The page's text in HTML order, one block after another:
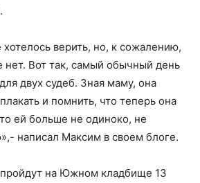
верить, но, к сожалению,
Вот так, самый обычный день
двух судеб. Зная маму, она
и помнить, что теперь она
ей больше не одиноко, не
написал Максим в своем блоге.
на Южном кладбище 13